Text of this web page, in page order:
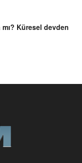
Küresel devden